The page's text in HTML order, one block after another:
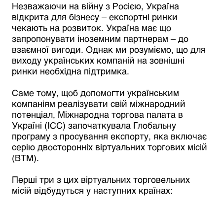
Незважаючи на війну з Росією, Україна
відкрита для бізнесу – експортні ринки
чекають на розвиток. Україна має що
запропонувати іноземним партнерам – до
взаємної вигоди. Однак ми розуміємо, що для
виходу українських компаній на зовнішні
ринки необхідна підтримка.
Саме тому, щоб допомогти українським
компаніям реалізувати свій міжнародний
потенціал, Міжнародна торгова палата в
Україні (ICC) започаткувала Глобальну
програму з просування експорту, яка включає
серію двосторонніх віртуальних торгових місій
(ВТМ).
Перші три з цих віртуальних торговельних
місій відбудуться у наступних країнах: